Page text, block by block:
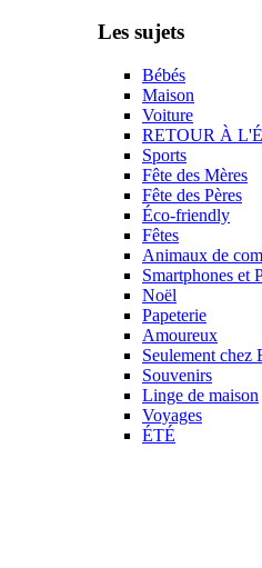
Les sujets
Bébés
Maison
Voiture
RETOUR À
Sports
Fête des Mères
Fête des Pères
Éco-friendly
Fêtes
Animaux de
Smartphones et
Noël
Papeterie
Amoureux
Seulement chez
Souvenirs
Linge de maison
Voyages
ÉTÉ